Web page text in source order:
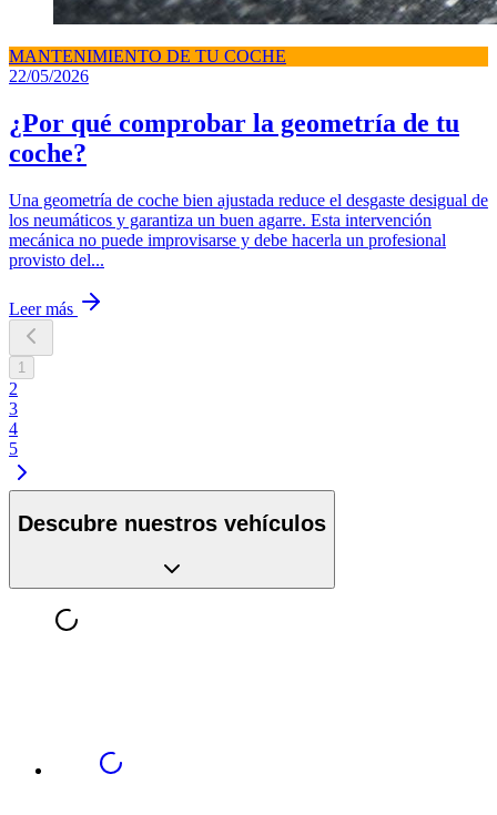
MANTENIMIENTO DE TU COCHE
22/05/2026
¿Por qué comprobar la geometría de tu
coche?
Una geometría de coche bien ajustada reduce el desgaste desigual de
los neumáticos y garantiza un buen agarre. Esta intervención
mecánica no puede improvisarse y debe hacerla un profesional
provisto del...
Leer más
1
2
3
4
5
Descubre nuestros vehículos